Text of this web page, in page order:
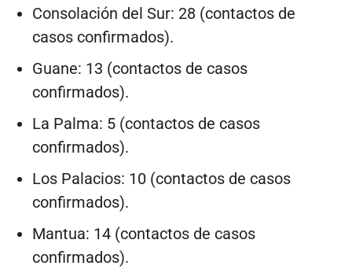
Consolación del Sur: 28 (contactos de
casos confirmados).
Guane: 13 (contactos de casos
confirmados).
La Palma: 5 (contactos de casos
confirmados).
Los Palacios: 10 (contactos de casos
confirmados).
Mantua: 14 (contactos de casos
confirmados).